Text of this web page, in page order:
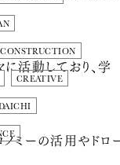
CONSTRUCTION
CREATIVE
活動しており、学
ミーの活用やドロ